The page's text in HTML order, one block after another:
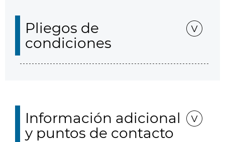
Pliegos de
condiciones
Información adicional
y puntos de contacto